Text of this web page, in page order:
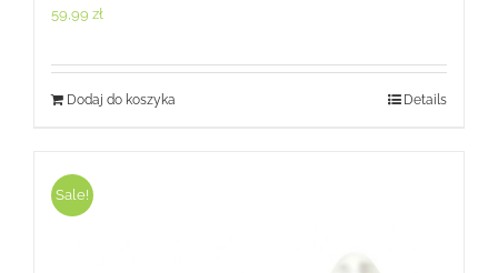
59,99 zł
Dodaj do koszyka Details
Sale!